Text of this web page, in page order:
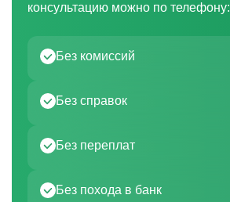
консультацию можно по телефону:
Без комиссий
Без справок
Без переплат
Без похода в банк